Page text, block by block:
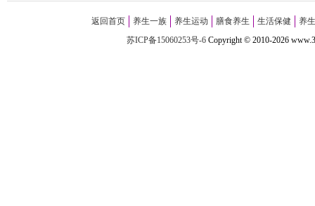
返回首页 养生一族 养生运动 膳食养生 生活保健
养
苏ICP备15060253号-6Copyright©2010-2026